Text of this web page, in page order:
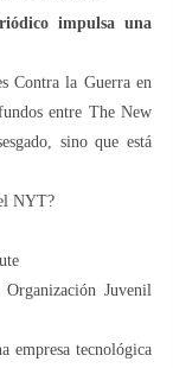
impulsa una
Contra la Guerra en
entre The New
sino que está
NYT?
Juvenil
empresa tecnológica